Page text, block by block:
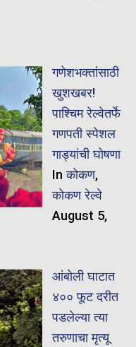
गणेशभक्तांसाठी
खुशखबर!
पाश्चिम रेल्वेतर्फे
गणपती स्पेशल
गाड्यांची घोषणा
Inकोकण,
कोकण रेल्वे
August 5,
आंबोली घाटात
४०० फूट दरीत
पडलेल्या त्या
तरुणाचा मृत्यू